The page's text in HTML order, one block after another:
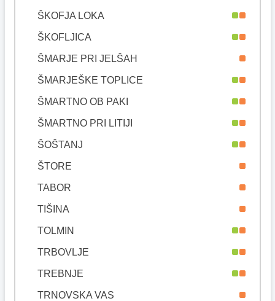
ŠKOFJA LOKA
ŠKOFLJICA
ŠMARJE PRI JELŠAH
ŠMARJEŠKE TOPLICE
ŠMARTNO OB PAKI
ŠMARTNO PRI LITIJI
ŠOŠTANJ
ŠTORE
TABOR
TIŠINA
TOLMIN
TRBOVLJE
TREBNJE
TRNOVSKA VAS